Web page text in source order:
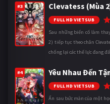
#3 Clevatess (Mùa
FULL HD VIETSUB
Sau những biến cố làm
2) tiếp tục theo chân
chống lại các thế lực đang
#4 Yêu Nhau Đến
FULL HD VIETSUB
Ẩn sau bức màn của một